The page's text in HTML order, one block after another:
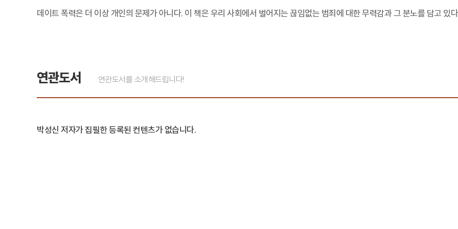
데이트 폭력은 더 이상 개인의 문제가 아니다. 이 책은 우리 사회에서 벌어지는 끊임없는 범죄에 대한 무력감과 그 분노를 담고 있
연관도서 연관도서를 소개해드립니다!
박성신 저자가 집필한 등록된 컨텐츠가 없습니다.